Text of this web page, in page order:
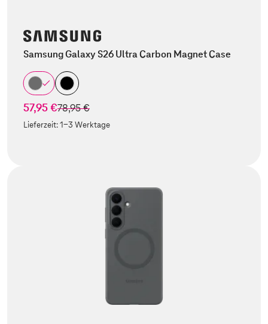
Samsung Galaxy S26 Ultra Carbon Magnet Case
57,95 €statt
78,95 €
Lieferzeit:1-3 Werktage